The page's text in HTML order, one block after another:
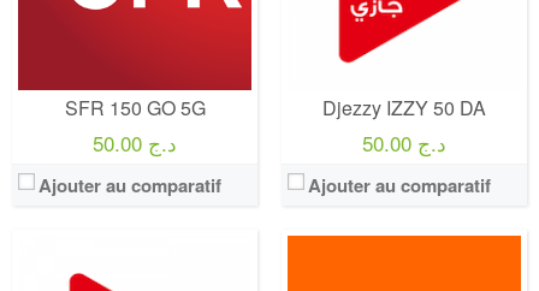
SFR 150 GO 5G
50.00 د.ج
Ajouter au comparatif
Djezzy IZZY 50 DA
50.00 د.ج
Ajouter au comparatif
Prépayé - 1 Jours
Engagement 12 mois / Multi-SIM : Jusqu'à 2 cartes SIM supplémentaires sur demande
internet 5G 150 GO
View Details →
Operateur: